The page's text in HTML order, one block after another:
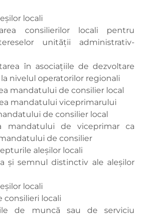
locali
consilierilor locali pentru
unității administrativ-
în asociațiile de dezvoltare
nivelul operatorilor regionali
mandatului de consilier local
mandatului viceprimarului
de consilier local
mandatului de viceprimar ca
de consilier
aleșilor locali
şi semnul distinctiv ale aleșilor
locali
consilieri locali
de muncă sau de serviciu